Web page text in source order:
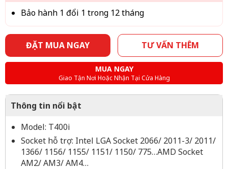
Bảo hành 1 đổi 1 trong 12 tháng
ĐẶT MUA NGAY TƯ VẤN THÊM
MUA NGAY
Giao Tận Nơi Hoặc Nhận Tại Cửa Hàng
Thông tin nổi bật
Model: T400i
Socket hỗ trợ: Intel LGA Socket 2066/ 2011-3/ 2011/
1366/ 1156/ 1155/ 1151/ 1150/ 775…AMD Socket
AM2/ AM3/ AM4…